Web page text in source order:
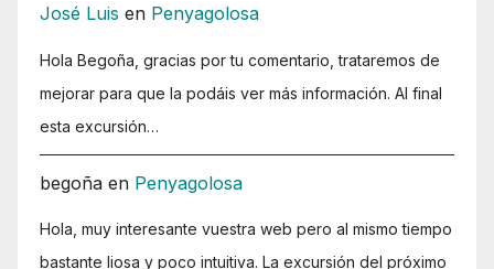
José Luis en Penyagolosa
Hola Begoña, gracias por tu comentario, trataremos de
mejorar para que la podáis ver más información. Al final
esta excursión…
begoña en Penyagolosa
Hola, muy interesante vuestra web pero al mismo tiempo
bastante liosa y poco intuitiva. La excursión del próximo